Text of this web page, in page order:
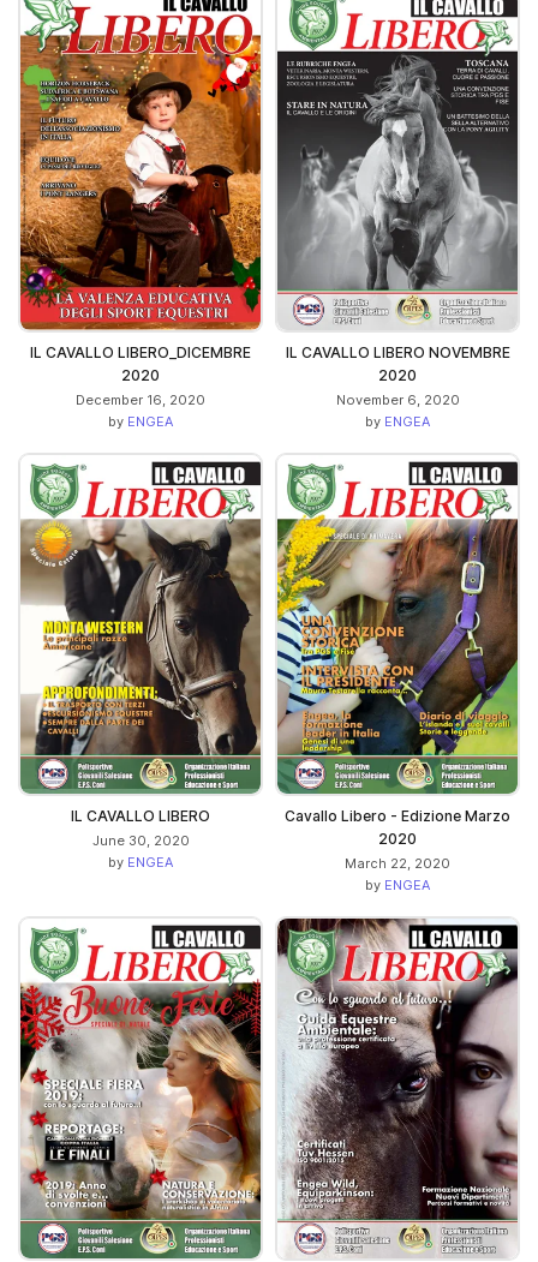
IL CAVALLO LIBERO_DICEMBRE
2020
December 16, 2020
by ENGEA
IL CAVALLO LIBERO NOVEMBRE
2020
November 6, 2020
by ENGEA
IL CAVALLO LIBERO
June 30, 2020
by ENGEA
Cavallo Libero - Edizione Marzo
2020
March 22, 2020
by ENGEA